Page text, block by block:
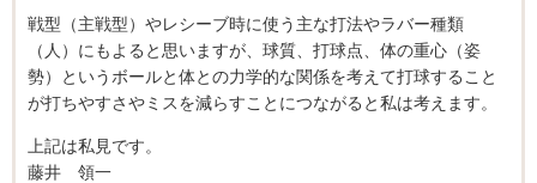
戦型（主戦型）やレシーブ時に使う主な打法やラバー種類
（人）にもよると思いますが、球質、打球点、体の重心（姿
勢）というボールと体との力学的な関係を考えて打球すること
が打ちやすさやミスを減らすことにつながると私は考えます。
上記は私見です。
藤井 領一